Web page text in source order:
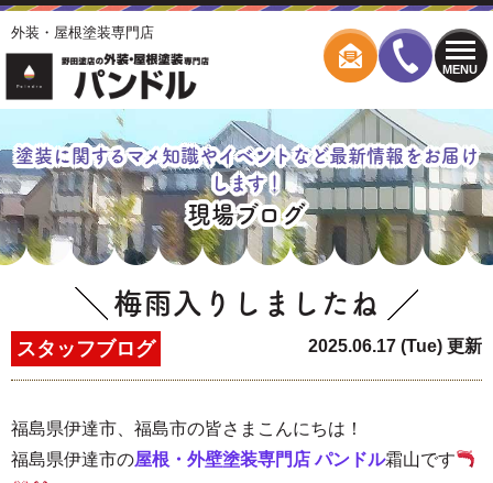
MENU
外装・屋根塗装専門店
塗装に関するマメ知識やイベントなど最新情報をお届け
します！
現場ブログ
梅雨入りしましたね
スタッフブログ 2025.06.17 (Tue) 更新
福島県伊達市、福島市の皆さまこんにちは！
福島県伊達市の屋根・外壁塗装専門店 パンドル霜山です